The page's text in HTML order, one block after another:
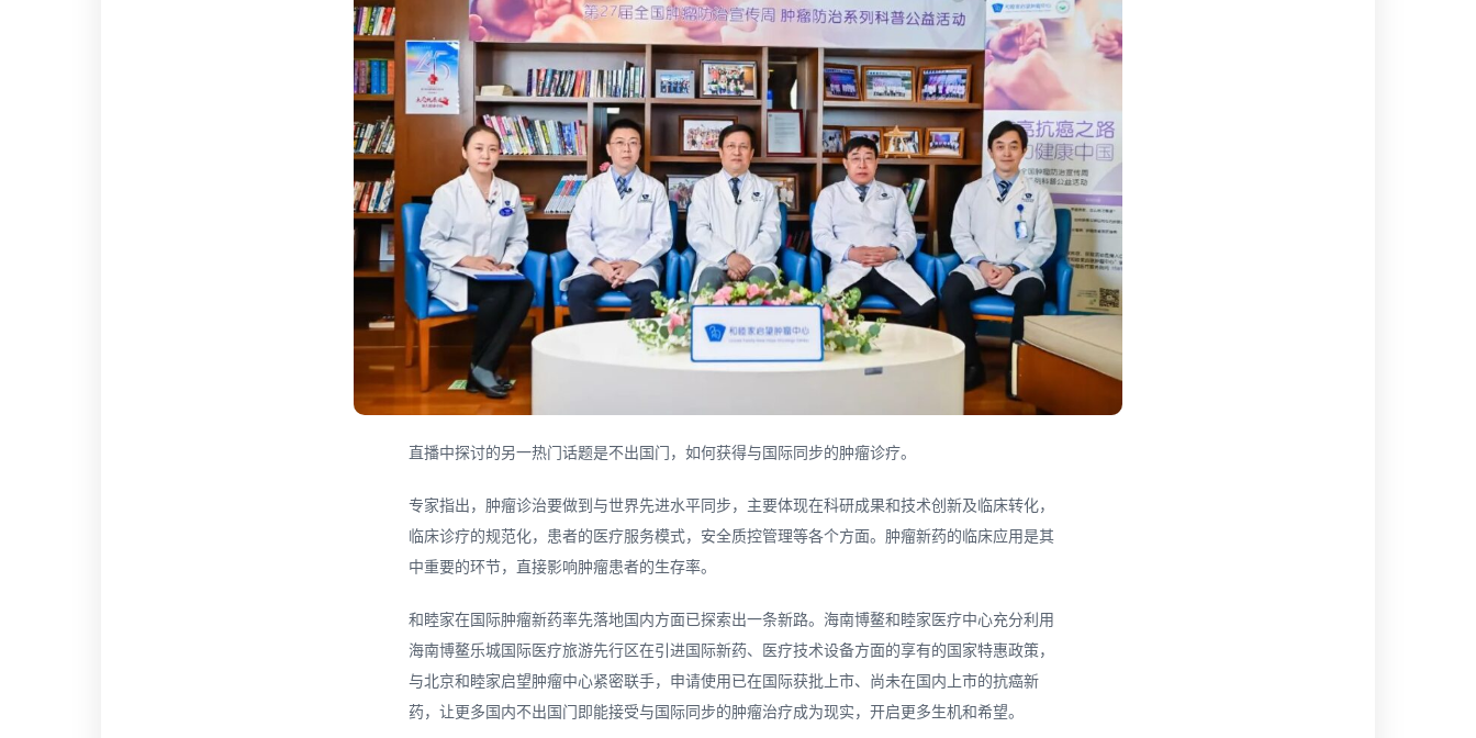
直播中探讨的另一热门话题是不出国门，如何获得与国际同步的肿瘤诊疗。
专家指出，肿瘤诊治要做到与世界先进水平同步，主要体现在科研成果和技术创新及临床转化，
临床诊疗的规范化，患者的医疗服务模式，安全质控管理等各个方面。肿瘤新药的临床应用是其
中重要的环节，直接影响肿瘤患者的生存率。
和睦家在国际肿瘤新药率先落地国内方面已探索出一条新路。海南博鳌和睦家医疗中心充分利用
海南博鳌乐城国际医疗旅游先行区在引进国际新药、医疗技术设备方面的享有的国家特惠政策，
与北京和睦家启望肿瘤中心紧密联手，申请使用已在国际获批上市、尚未在国内上市的抗癌新
药，让更多国内不出国门即能接受与国际同步的肿瘤治疗成为现实，开启更多生机和希望。